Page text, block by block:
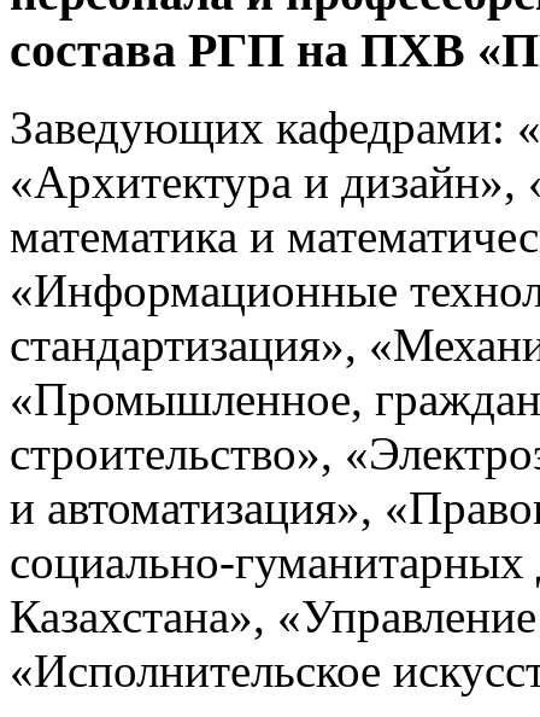
состава РГП на ПХВ
Заведующих кафедрами:
«Архитектура и
математика и
«Информационные
стандартизация»,
«Промышленное,
строительство»,
и автоматизация»,
социально-
Казахстана»,
«Исполнительское